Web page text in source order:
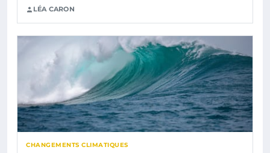
LÉA CARON
CHANGEMENTS CLIMATIQUES